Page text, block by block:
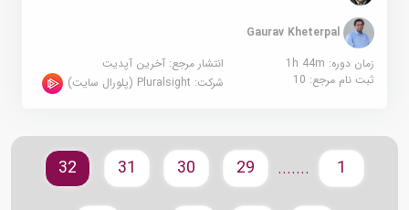
Gaurav Kheterpal
زمان دوره: 1h 44m
انتشار مرجع:آخرین آپدیت
ثبت نام مرجع:10 شرکت:Pluralsight (پلورال سایت)
.......
29
30
31
32